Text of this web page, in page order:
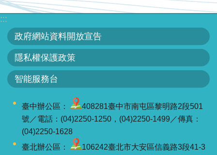
放
告
隱
私
權
護
:::
政府網站資料開放宣告
隱私權保護政策
智能服務台
臺中辦公區：
408281臺中市南屯區黎明路2段501
號／電話：(04)2250-1250，(04)2250-1499／傳真：
(04)2250-1628
臺北辦公區：
106242臺北市大安區信義路3段41-3